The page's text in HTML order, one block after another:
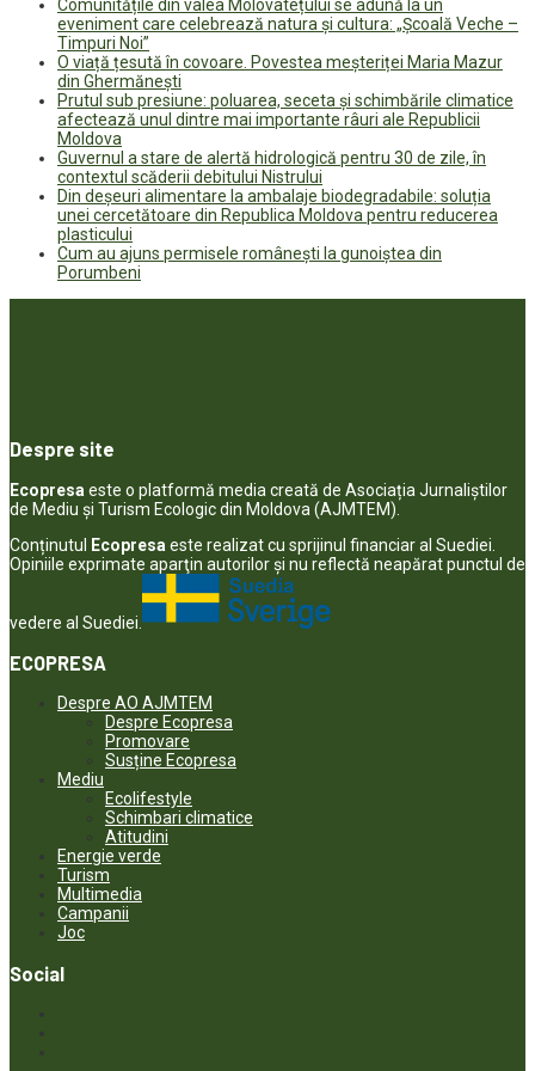
Comunitățile din valea Molovatețului se adună la un
eveniment care celebrează natura și cultura: „Școală Veche –
Timpuri Noi”
O viață țesută în covoare. Povestea meșteriței Maria Mazur
din Ghermănești
Prutul sub presiune: poluarea, seceta și schimbările climatice
afectează unul dintre mai importante râuri ale Republicii
Moldova
Guvernul a stare de alertă hidrologică pentru 30 de zile, în
contextul scăderii debitului Nistrului
Din deșeuri alimentare la ambalaje biodegradabile: soluția
unei cercetătoare din Republica Moldova pentru reducerea
plasticului
Cum au ajuns permisele românești la gunoiștea din
Porumbeni
Despre site
Ecopresa este o platformă media creată de Asociația Jurnaliștilor
de Mediu și Turism Ecologic din Moldova (AJMTEM).
Conținutul Ecopresa este realizat cu sprijinul financiar al Suediei.
Opiniile exprimate aparţin autorilor şi nu reflectă neapărat punctul de
vedere al Suediei.
ECOPRESA
Despre AO AJMTEM
Despre Ecopresa
Promovare
Susține Ecopresa
Mediu
Ecolifestyle
Schimbari climatice
Atitudini
Energie verde
Turism
Multimedia
Campanii
Joc
Social